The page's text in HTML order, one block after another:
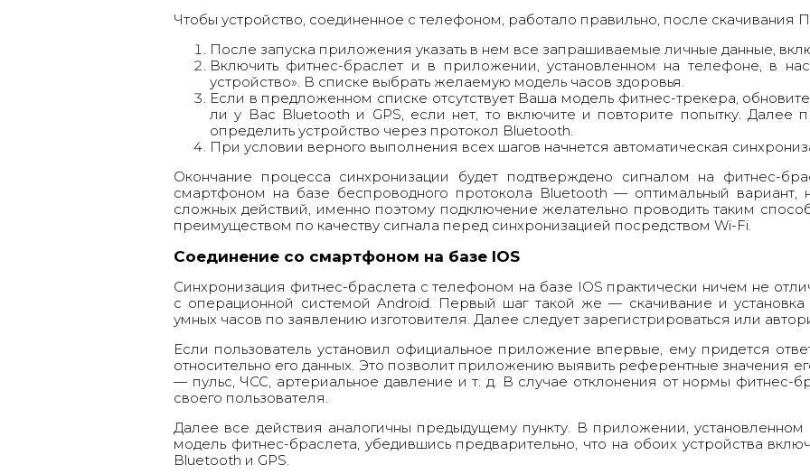
Чтобы устройство, соединенное с телефоном, работало правильно, после скачивания
После запуска приложения указать в нем все запрашиваемые личные данные,
Включить фитнес-браслет и в приложении, установленном на телефоне, в
устройство». В списке выбрать желаемую модель часов здоровья.
Если в предложенном списке отсутствует Ваша модель фитнес-трекера,
ли у Вас Bluetooth и GPS, если нет, то включите и повторите попытку.
определить устройство через протокол Bluetooth.
При условии верного выполнения всех шагов начнется автоматическая
Окончание процесса синхронизации будет подтверждено сигналом на фитнес-
смартфоном на базе беспроводного протокола Bluetooth — оптимальный вариант,
сложных действий, именно поэтому подключение желательно проводить таким
преимуществом по качеству сигнала перед синхронизацией посредством Wi-Fi.
Соединение со смартфоном на базе IOS
Синхронизация фитнес-браслета с телефоном на базе IOS практически ничем не
с операционной системой Android. Первый шаг такой же — скачивание и
умных часов по заявлению изготовителя. Далее следует зарегистрироваться или
Если пользователь установил официальное приложение впервые, ему придется
относительно его данных. Это позволит приложению выявить референтные значения
— пульс, ЧСС, артериальное давление и т. д. В случае отклонения от нормы фитнес-
своего пользователя.
Далее все действия аналогичны предыдущему пункту. В приложении,
модель фитнес-браслета, убедившись предварительно, что на обоих устройства
Bluetooth и GPS.